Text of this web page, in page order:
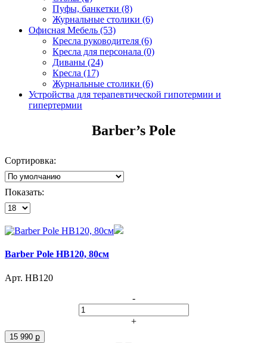
Пуфы, банкетки (8)
Журнальные столики (6)
Офисная Мебель (53)
Кресла руководителя (6)
Кресла для персонала (0)
Диваны (24)
Кресла (17)
Журнальные столики (6)
Устройства для терапевтической гипотермии и
гипертермии
Barber’s Pole
Сортировка:
Показать:
Barber Pole HB120, 80см
Арт. HB120
-
+
15 990 ք